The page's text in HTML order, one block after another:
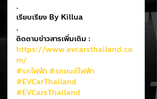
.
เรียบเรียง By Killua
.
ติดตามข่าวสารเพิ่มเติม :
https://www.evcarsthailand.co
m/
#รถไฟฟ้า#รถยนต์ไฟฟ้า
#EVCarThailand
#EVCarsThailand